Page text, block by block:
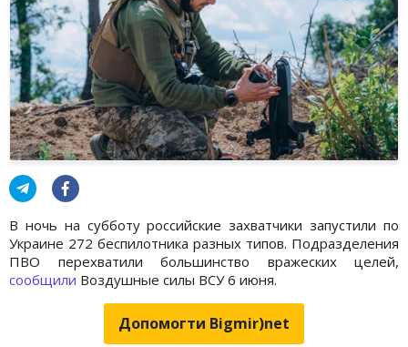
В ночь на субботу российские захватчики запустили по
Украине 272 беспилотника разных типов. Подразделения
ПВО перехватили большинство вражеских целей,
сообщили Воздушные силы ВСУ 6 июня.
Допомогти Bigmir)net